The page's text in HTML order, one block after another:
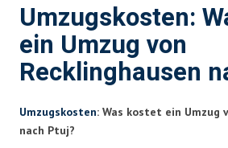
Umzugskosten:
ein Umzug von
Recklinghausen
Umzugskosten: Was kostet ein Umzug
nach Ptuj?